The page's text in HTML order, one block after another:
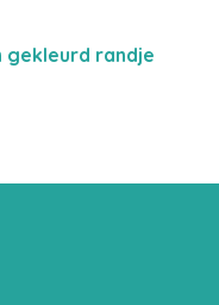
gekleurd randje